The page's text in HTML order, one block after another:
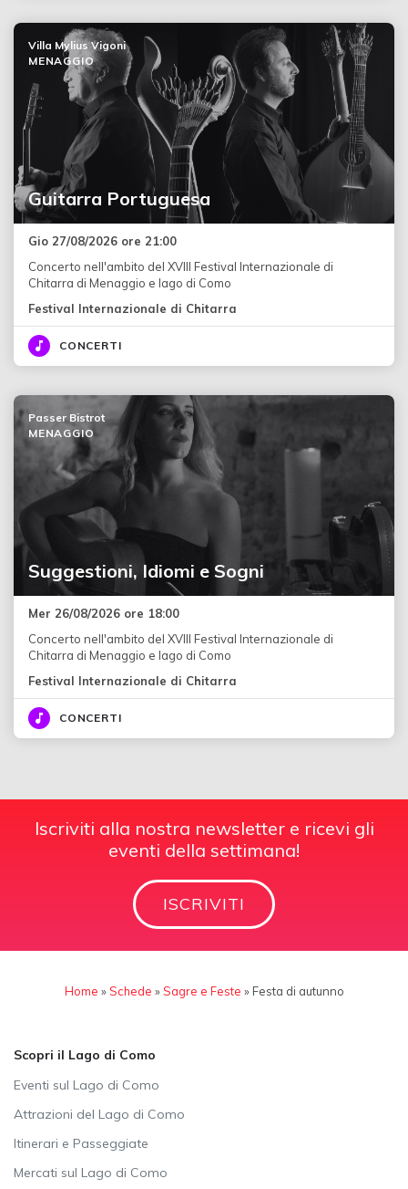
Guitarra Portuguesa
Villa Mylius Vigoni
MENAGGIO
Gio 27/08/2026 ore 21:00
Concerto nell'ambito del XVIII Festival Internazionale di
Chitarra di Menaggio e lago di Como
Festival Internazionale di Chitarra
CONCERTI
Suggestioni, Idiomi e Sogni
Passer Bistrot
MENAGGIO
Mer 26/08/2026 ore 18:00
Concerto nell'ambito del XVIII Festival Internazionale di
Chitarra di Menaggio e lago di Como
Festival Internazionale di Chitarra
CONCERTI
Iscriviti alla nostra newsletter e ricevi gli
eventi della settimana!
ISCRIVITI
Home »Schede »Sagre e Feste » Festa di autunno
Scopri il Lago di Como
Eventi sul Lago di Como
Attrazioni del Lago di Como
Itinerari e Passeggiate
Mercati sul Lago di Como